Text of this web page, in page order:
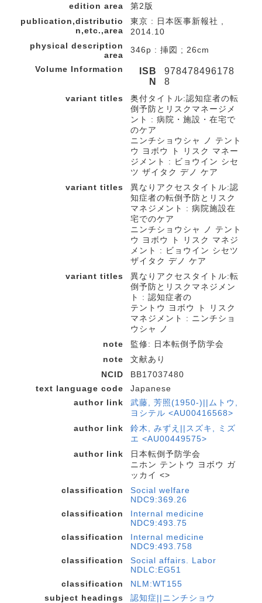
edition area
第2版
publication,distributio
n,etc.,area
東京 : 日本医事新報社 ,
2014.10
physical description
area
346p : 挿図 ; 26cm
Volume Information
ISB
N
978478496178
8
variant titles
奥付タイトル:認知症者の転
倒予防とリスクマネージメ
ント : 病院・施設・在宅で
のケア
ニンチショウシャ ノ テント
ウ ヨボウ ト リスク マネー
ジメント : ビョウイン シセ
ツ ザイタク デノ ケア
variant titles
異なりアクセスタイトル:認
知症者の転倒予防とリスク
マネジメント : 病院施設在
宅でのケア
ニンチショウシャ ノ テント
ウ ヨボウ ト リスク マネジ
メント : ビョウイン シセツ
ザイタク デノ ケア
variant titles
異なりアクセスタイトル:転
倒予防とリスクマネジメン
ト : 認知症者の
テントウ ヨボウ ト リスク
マネジメント : ニンチショ
ウシャ ノ
note
監修: 日本転倒予防学会
note
文献あり
NCID
BB17037480
text language code
Japanese
author link
武藤, 芳照(1950-)||ムトウ,
ヨシテル <AU00416568>
author link
鈴木, みずえ||スズキ, ミズ
エ <AU00449575>
author link
日本転倒予防学会
ニホン テントウ ヨボウ ガ
ッカイ <>
classification
Social welfare
NDC9:369.26
classification
Internal medicine
NDC9:493.75
classification
Internal medicine
NDC9:493.758
classification
Social affairs. Labor
NDLC:EG51
classification
NLM:WT155
subject headings
認知症||ニンチショウ